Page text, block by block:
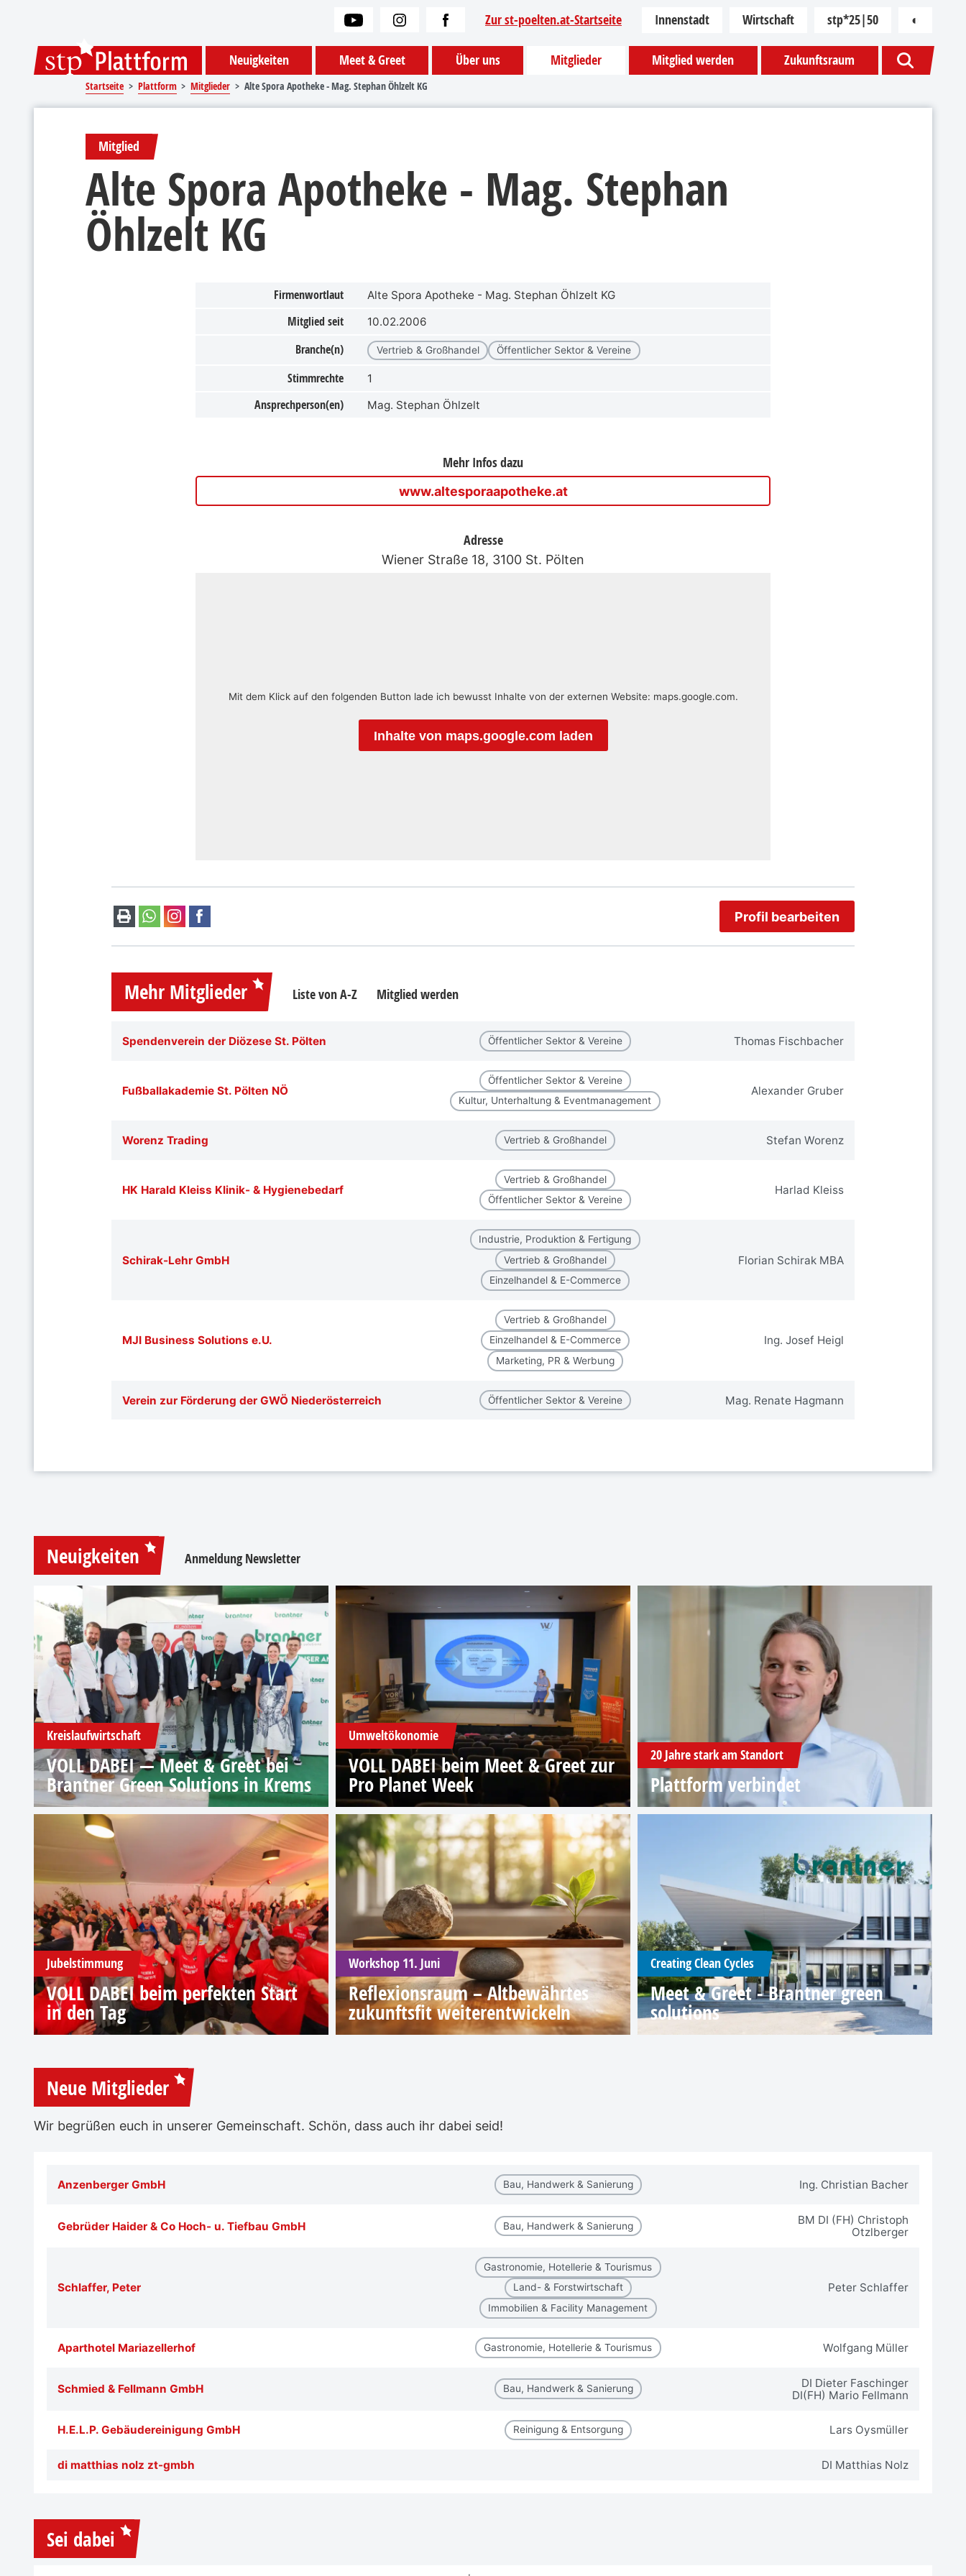
Neuigkeiten Meet & Greet Über uns Mitglieder Mitglied werden Zukunftsraum
Zur st-poelten.at-Startseite Innenstadt Wirtschaft stp*25|50 ◐
Startseite Plattform Mitglieder Alte Spora Apotheke - Mag. Stephan Öhlzelt KG
Mitglied
Alte Spora Apotheke - Mag. Stephan
Öhlzelt KG
Firmenwortlaut Alte Spora Apotheke - Mag. Stephan Öhlzelt KG
Mitglied seit 10.02.2006
Branche(n) Vertrieb & Großhandel Öffentlicher Sektor & Vereine
Stimmrechte 1
Ansprechperson(en) Mag. Stephan Öhlzelt
Mehr Infos dazu
www.altesporaapotheke.at
Adresse
Wiener Straße 18, 3100 St. Pölten
Mit dem Klick auf den folgenden Button lade ich bewusst Inhalte von der externen Website: maps.google.com.
Inhalte von maps.google.com laden
Profil bearbeiten
Mehr Mitglieder Liste von A-Z Mitglied werden
Spendenverein der Diözese St. Pölten Öffentlicher Sektor & Vereine Thomas Fischbacher
Fußballakademie St. Pölten NÖ
Öffentlicher Sektor & Vereine
Kultur, Unterhaltung & Eventmanagement
Alexander Gruber
Worenz Trading Vertrieb & Großhandel Stefan Worenz
HK Harald Kleiss Klinik- & Hygienebedarf
Vertrieb & Großhandel
Öffentlicher Sektor & Vereine
Harlad Kleiss
Schirak-Lehr GmbH
Industrie, Produktion & Fertigung
Vertrieb & Großhandel
Einzelhandel & E-Commerce
Florian Schirak MBA
MJI Business Solutions e.U.
Vertrieb & Großhandel
Einzelhandel & E-Commerce
Marketing, PR & Werbung
Ing. Josef Heigl
Verein zur Förderung der GWÖ Niederösterreich Öffentlicher Sektor & Vereine Mag. Renate Hagmann
Neuigkeiten Anmeldung Newsletter
Kreislaufwirtschaft
VOLL DABEI — Meet & Greet bei
Brantner Green Solutions in Krems
Umweltökonomie
VOLL DABEI beim Meet & Greet zur
Pro Planet Week
20 Jahre stark am Standort
Plattform verbindet
Jubelstimmung
VOLL DABEI beim perfekten Start
in den Tag
Workshop 11. Juni
Reflexionsraum – Altbewährtes
zukunftsfit weiterentwickeln
Creating Clean Cycles
Meet & Greet - Brantner green
solutions
Neue Mitglieder
Wir begrüßen euch in unserer Gemeinschaft. Schön, dass auch ihr dabei seid!
Anzenberger GmbH Bau, Handwerk & Sanierung Ing. Christian Bacher
Gebrüder Haider & Co Hoch- u. Tiefbau GmbH Bau, Handwerk & Sanierung
BM DI (FH) Christoph
Otzlberger
Schlaffer, Peter
Gastronomie, Hotellerie & Tourismus
Land- & Forstwirtschaft
Immobilien & Facility Management
Peter Schlaffer
Aparthotel Mariazellerhof Gastronomie, Hotellerie & Tourismus Wolfgang Müller
Schmied & Fellmann GmbH Bau, Handwerk & Sanierung
DI Dieter Faschinger
DI(FH) Mario Fellmann
H.E.L.P. Gebäudereinigung GmbH Reinigung & Entsorgung Lars Oysmüller
di matthias nolz zt-gmbh DI Matthias Nolz
Sei dabei